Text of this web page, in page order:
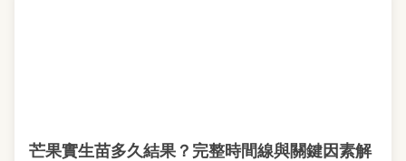
芒果實生苗多久結果？完整時間線與關鍵因素解